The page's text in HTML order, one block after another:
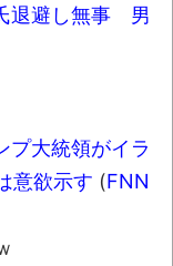
ティスフィギ
です
金持ってんじ
ア人にケンカ
つか深い穴に
退避し無事 男
プ大統領がイラ
意欲示す (FNN